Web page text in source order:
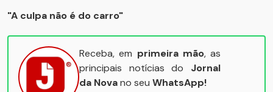
"A culpa não é do carro"
Receba, em primeira mão, as
principais notícias do Jornal
da Novano seu WhatsApp!